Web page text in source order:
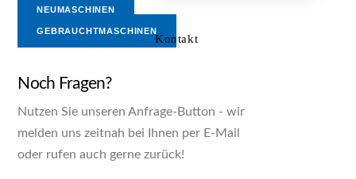
Kontakt
NEUMASCHINEN
GEBRAUCHTMASCHINEN
Noch Fragen?
Nutzen Sie unseren Anfrage-Button - wir
melden uns zeitnah bei Ihnen per E-Mail
oder rufen auch gerne zurück!